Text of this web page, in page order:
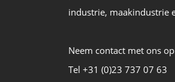
industrie, maakindustrie
Neem contact met ons
Tel +31 (0)23 737 07 63